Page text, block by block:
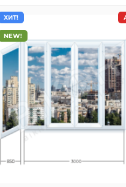
ХИТ!
NEW!